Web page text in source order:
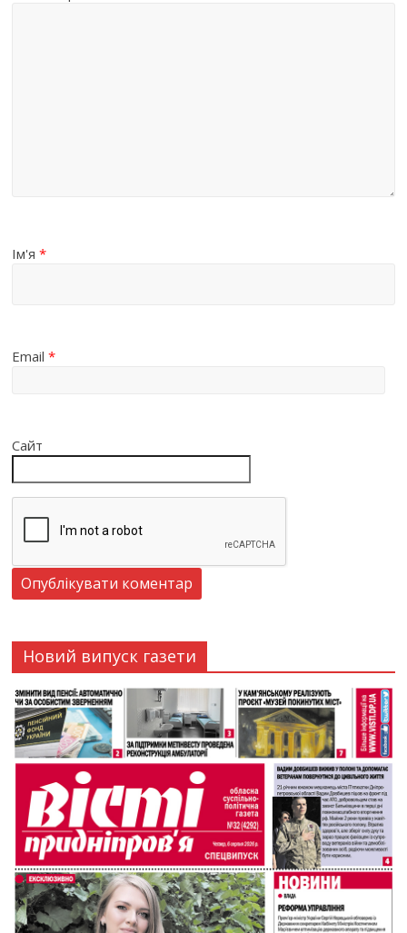
Ім'я*
Email*
Сайт
Новий випуск газети